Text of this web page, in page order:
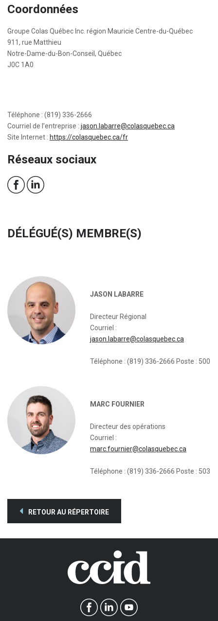
Coordonnées
Groupe Colas Québec Inc. région Mauricie Centre-du-Québec
911, rue Matthieu
Notre-Dame-du-Bon-Conseil, Québec
J0C 1A0
Téléphone : (819) 336-2666
Courriel de l’entreprise : jason.labarre@colasquebec.ca
Site Internet : https://colasquebec.ca/fr
Réseaux sociaux
DÉLÉGUÉ(S) MEMBRE(S)
JASON LABARRE
Directeur Régional
Courriel :
jason.labarre@colasquebec.ca
Téléphone : (819) 336-2666 Poste : 500
MARC FOURNIER
Directeur des opérations
Courriel :
marc.fournier@colasquebec.ca
Téléphone : (819) 336-2666 Poste : 503
RETOUR AU RÉPERTOIRE